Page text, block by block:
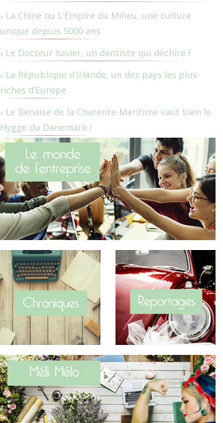
La Chine ou L’Empire du Milieu, une culture
unique depuis 5000 ans
Le Docteur Xavier, un dentiste qui déchire !
La République d’Irlande, un des pays les plus
riches d’Europe
Le Benaise de la Charente-Maritime vaut bien le
Hygge du Danemark !